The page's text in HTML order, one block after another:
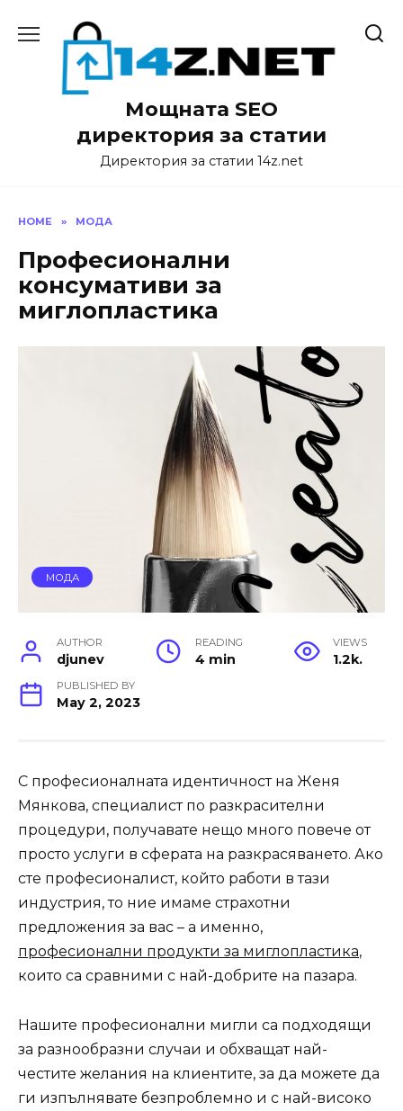
Мощната SEO
директория за статии
Директория за статии 14z.net
HOME » МОДА
Професионални
консумативи за
миглопластика
МОДА
AUTHOR
djunev
READING
4 min
VIEWS
1.2k.
PUBLISHED BY
May 2, 2023
С професионалната идентичност на Женя
Мянкова, специалист по разкрасителни
процедури, получавате нещо много повече от
просто услуги в сферата на разкрасяването. Ако
сте професионалист, който работи в тази
индустрия, то ние имаме страхотни
предложения за вас – а именно,
професионални продукти за миглопластика,
които са сравними с най-добрите на пазара.
Нашите професионални мигли са подходящи
за разнообразни случаи и обхващат най-
честите желания на клиентите, за да можете да
ги изпълнявате безпроблемно и с най-високо